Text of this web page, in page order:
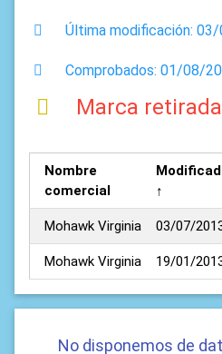
Última modificación:
Comprobados: 01/08/
Marca
Nombre
comercial
↑
Mohawk Virginia 03/07/
Mohawk Virginia 19/01/
No disponemos de